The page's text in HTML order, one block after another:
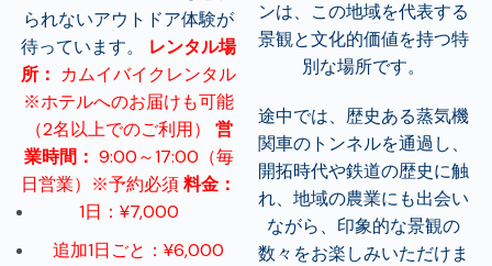
られないアウトドア体験が
待っています。
レンタル場
所： カムイバイクレンタル
※ホテルへのお届けも可能
（2名以上でのご利用）
営
業時間： 9:00～17:00（毎
日営業）※予約必須料金：
1日：¥7,000
追加1日ごと：¥6,000
ンは、この地域を代表する
景観と文化的価値を持つ特
別な場所です。
途中では、歴史ある蒸気機
関車のトンネルを通過し、
開拓時代や鉄道の歴史に触
れ、地域の農業にも出会い
ながら、印象的な景観の
数々をお楽しみいただけま